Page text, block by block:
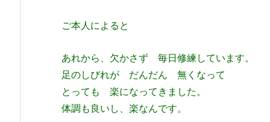
ご本人によると
あれから、欠かさず 毎日修練しています。
足のしびれが だんだん 無くなって
とっても 楽になってきました。
体調も良いし、楽なんです。